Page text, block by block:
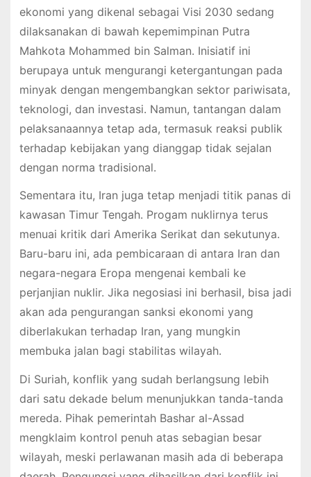
ekonomi yang dikenal sebagai Visi 2030 sedang
dilaksanakan di bawah kepemimpinan Putra
Mahkota Mohammed bin Salman. Inisiatif ini
berupaya untuk mengurangi ketergantungan pada
minyak dengan mengembangkan sektor pariwisata,
teknologi, dan investasi. Namun, tantangan dalam
pelaksanaannya tetap ada, termasuk reaksi publik
terhadap kebijakan yang dianggap tidak sejalan
dengan norma tradisional.
Sementara itu, Iran juga tetap menjadi titik panas di
kawasan Timur Tengah. Progam nuklirnya terus
menuai kritik dari Amerika Serikat dan sekutunya.
Baru-baru ini, ada pembicaraan di antara Iran dan
negara-negara Eropa mengenai kembali ke
perjanjian nuklir. Jika negosiasi ini berhasil, bisa jadi
akan ada pengurangan sanksi ekonomi yang
diberlakukan terhadap Iran, yang mungkin
membuka jalan bagi stabilitas wilayah.
Di Suriah, konflik yang sudah berlangsung lebih
dari satu dekade belum menunjukkan tanda-tanda
mereda. Pihak pemerintah Bashar al-Assad
mengklaim kontrol penuh atas sebagian besar
wilayah, meski perlawanan masih ada di beberapa